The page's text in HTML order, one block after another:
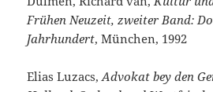
Frühen Neuzeit, zweiter Band:
Jahrhundert, München, 1992
Elias Luzacs,Advokat bey den